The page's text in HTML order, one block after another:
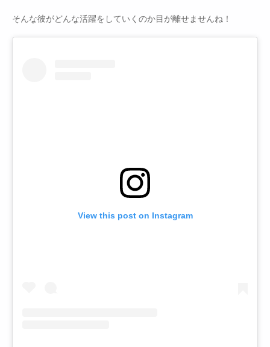
そんな彼がどんな活躍をしていくのか目が離せませんね！
View this post on Instagram